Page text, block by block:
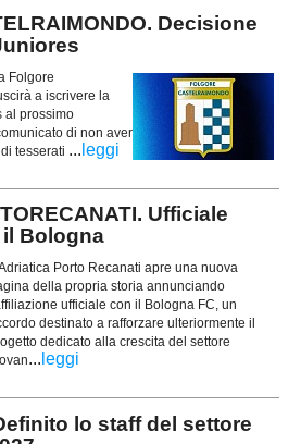
Decisione
Folgore
a iscrivere la
al prossimo
di non aver
tesserati ... leggi
Ufficiale
il Bologna
Porto Recanati apre una nuova
della propria storia annunciando
ufficiale con il Bologna FC, un
destinato a rafforzare ulteriormente il
dedicato alla crescita del settore
... leggi
lo staff del settore